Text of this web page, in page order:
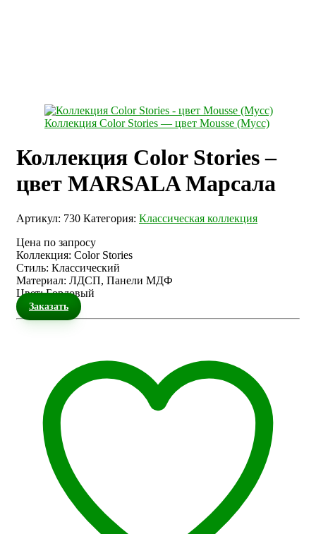
Коллекция Color Stories — цвет Mousse (Мусс)
Коллекция Color Stories –
цвет MARSALA Марсала
Артикул: 730 Категория: Классическая коллекция
Цена по запросу
Коллекция: Color Stories
Стиль: Классический
Материал: ЛДСП, Панели МДФ
Цвет:Бордовый
Заказать